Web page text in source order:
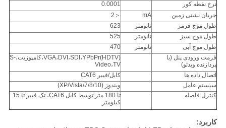
نرخ نقطه کور
0.0001
جریان نشتی زمین
mA
＜2
طول موج قرمز
نانومتر
623
طول موج سبز
نانومتر
525
طول موج آبی
نانومتر
470
فرمت ورودی پنل (با
پردازنده ویدئو)
VGA،DVI،SDI،YPbPr(HDTV)،کامپوزیت،S-
Video،TV
اتصال داده ها
کابل/فیبر CAT6
سیستم عامل
ویندوز (XP/Vista/7/8/10)
کنترل فاصله
تا 180 متر توسط کابل CAT6، تک فیبر تا 15
کیلومتر.
کاربرد: